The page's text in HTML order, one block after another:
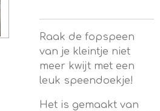
Raak de fopspeen
van je kleintje niet
meer kwijt met een
leuk speendoekje!
Het is gemaakt van